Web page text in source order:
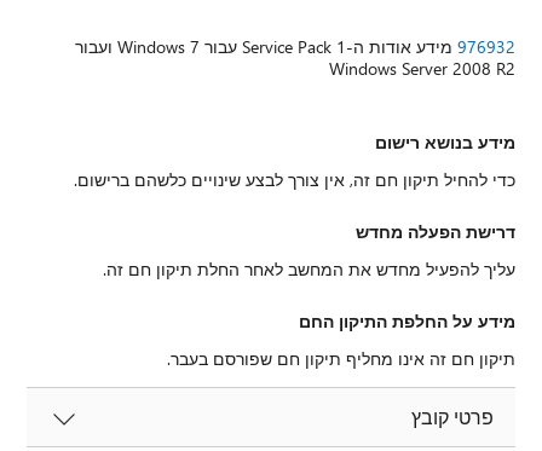
976932
מידע אודות ה-Service Pack 1 עבור Windows 7 ועבור
Windows Server 2008 R2
מידע בנושא רישום
כדי להחיל תיקון חם זה, אין צורך לבצע שינויים כלשהם ברישום.
דרישת הפעלה מחדש
עליך להפעיל מחדש את המחשב לאחר החלת תיקון חם זה.
מידע על החלפת התיקון החם
תיקון חם זה אינו מחליף תיקון חם שפורסם בעבר.
פרטי קובץ